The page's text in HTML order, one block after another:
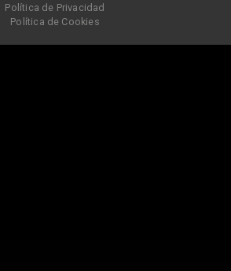
Política de Privacidad
Política de Cookies